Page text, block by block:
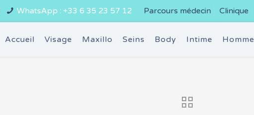
WhatsApp : +33 6 35 23 57 12 Parcours médecin Clinique
Accueil Visage Maxillo Seins Body Intime Homme